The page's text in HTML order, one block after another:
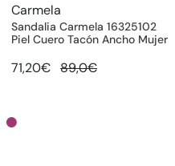
Carmela
Sandalia Carmela 16325102
Piel Cuero Tacón Ancho Mujer
71,20€ 89,0€